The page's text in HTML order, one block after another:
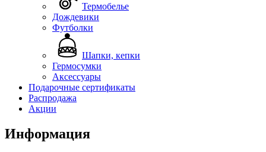
Термобелье
Дождевики
Футболки
Шапки, кепки
Гермосумки
Аксессуары
Подарочные сертификаты
Распродажа
Акции
Информация